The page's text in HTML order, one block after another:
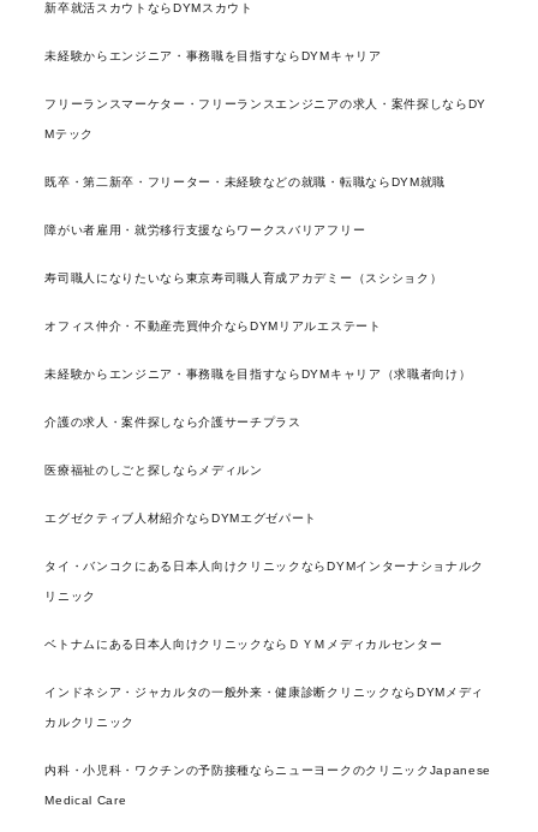
新卒就活スカウトならDYMスカウト
未経験からエンジニア・事務職を目指すならDYMキャリア
フリーランスマーケター・フリーランスエンジニアの求人・案件探しならDY
Mテック
既卒・第二新卒・フリーター・未経験などの就職・転職ならDYM就職
障がい者雇用・就労移行支援ならワークスバリアフリー
寿司職人になりたいなら東京寿司職人育成アカデミー（スシショク）
オフィス仲介・不動産売買仲介ならDYMリアルエステート
未経験からエンジニア・事務職を目指すならDYMキャリア（求職者向け）
介護の求人・案件探しなら介護サーチプラス
医療福祉のしごと探しならメディルン
エグゼクティブ人材紹介ならDYMエグゼパート
タイ・バンコクにある日本人向けクリニックならDYMインターナショナルク
リニック
ベトナムにある日本人向けクリニックならＤＹＭメディカルセンター
インドネシア・ジャカルタの一般外来・健康診断クリニックならDYMメディ
カルクリニック
内科・小児科・ワクチンの予防接種ならニューヨークのクリニックJapanese
Medical Care